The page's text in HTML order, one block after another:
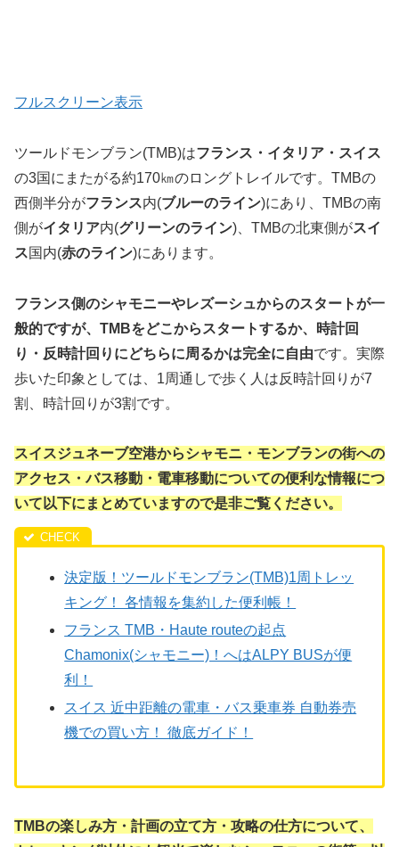
フルスクリーン表示
ツールドモンブラン(TMB)はフランス・イタリア・スイス
の3国にまたがる約170㎞のロングトレイルです。TMBの
西側半分がフランス内(ブルーのライン)にあり、TMBの南
側がイタリア内(グリーンのライン)、TMBの北東側がスイ
ス国内(赤のライン)にあります。
フランス側のシャモニーやレズーシュからのスタートが一
般的ですが、TMBをどこからスタートするか、時計回
り・反時計回りにどちらに周るかは完全に自由です。実際
歩いた印象としては、1周通しで歩く人は反時計回りが7
割、時計回りが3割です。
スイスジュネーブ空港からシャモニ・モンブランの街への
アクセス・バス移動・電車移動についての便利な情報につ
いて以下にまとめていますので是非ご覧ください。
決定版！ツールドモンブラン(TMB)1周トレッ
キング！ 各情報を集約した便利帳！
フランス TMB・Haute routeの起点
Chamonix(シャモニー)！へはALPY BUSが便
利！
スイス 近中距離の電車・バス乗車券 自動券売
機での買い方！ 徹底ガイド！
TMBの楽しみ方・計画の立て方・攻略の仕方について、